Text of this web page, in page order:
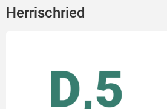
Herrischried